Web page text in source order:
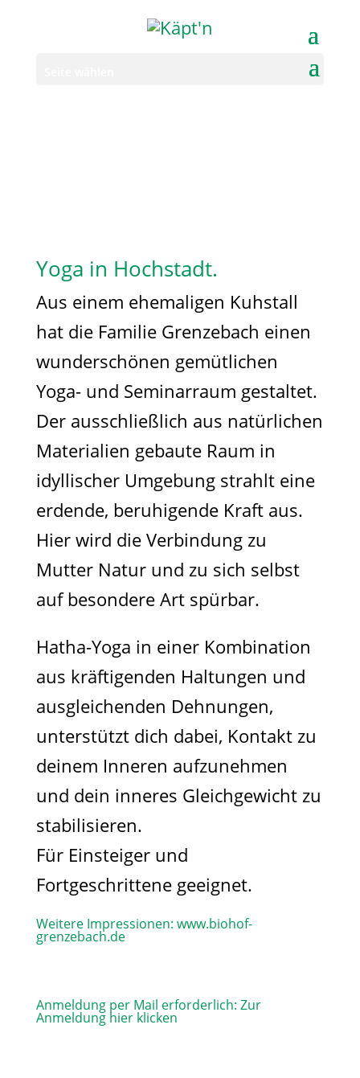
Yoga in Hochstadt.
Aus einem ehemaligen Kuhstall
hat die Familie Grenzebach einen
wunderschönen gemütlichen
Yoga- und Seminarraum gestaltet.
Der ausschließlich aus natürlichen
Materialien gebaute Raum in
idyllischer Umgebung strahlt eine
erdende, beruhigende Kraft aus.
Hier wird die Verbindung zu
Mutter Natur und zu sich selbst
auf besondere Art spürbar.
Hatha-Yoga in einer Kombination
aus kräftigenden Haltungen und
ausgleichenden Dehnungen,
unterstützt dich dabei, Kontakt zu
deinem Inneren aufzunehmen
und dein inneres Gleichgewicht zu
stabilisieren.
Für Einsteiger und
Fortgeschrittene geeignet.
Weitere Impressionen: www.biohof-
grenzebach.de
Anmeldung per Mail erforderlich: Zur
Anmeldung hier klicken